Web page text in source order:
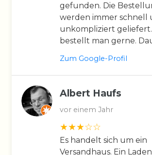
gefunden. Die
werden immer schnell
unkompliziert
bestellt man gerne.
Zum Google-Profil
Albert Haufs
vor einem Jahr
Es handelt sich um ein
Versandhaus. Ein